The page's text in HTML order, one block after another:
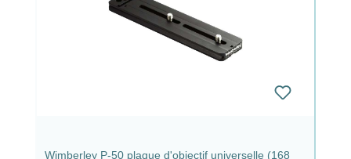
Wimberley P-50 plaque d'objectif universelle (168